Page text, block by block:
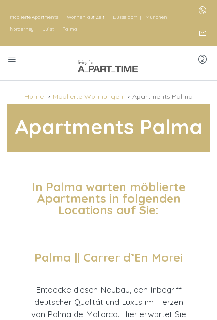
Möblierte Apartments | Wohnen auf Zeit | Düsseldorf | München
|
Norderney
| Juist | Palma
Home Möblierte Wohnungen Apartments Palma
Apartments Palma
In Palma warten möblierte
Apartments in folgenden
Locations auf Sie:
Palma || Carrer d’En Morei
Entdecke diesen Neubau, den Inbegriff
deutscher Qualität und Luxus im Herzen
von Palma de Mallorca. Hier erwartet Sie